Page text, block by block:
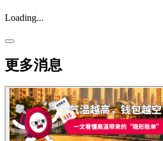
Loading...
更多消息